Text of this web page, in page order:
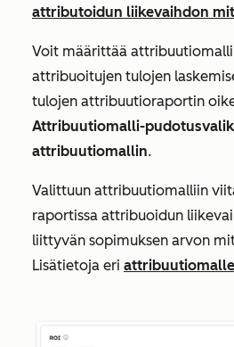
attributoidun liikevaihdon
Voit määrittää
attribuoitujen tulojen
tulojen attribuutioraportin
Attribuutiomalli-
attribuutiomallin.
Valittuun attribuutiomalliin
raportissa attribuoidun
liittyvän sopimuksen arvon
Lisätietoja eri